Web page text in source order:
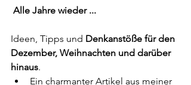
Alle Jahre wieder ...
Ideen, Tipps und Denkanstöße für den
Dezember, Weihnachten und darüber
hinaus.
Ein charmanter Artikel aus meiner